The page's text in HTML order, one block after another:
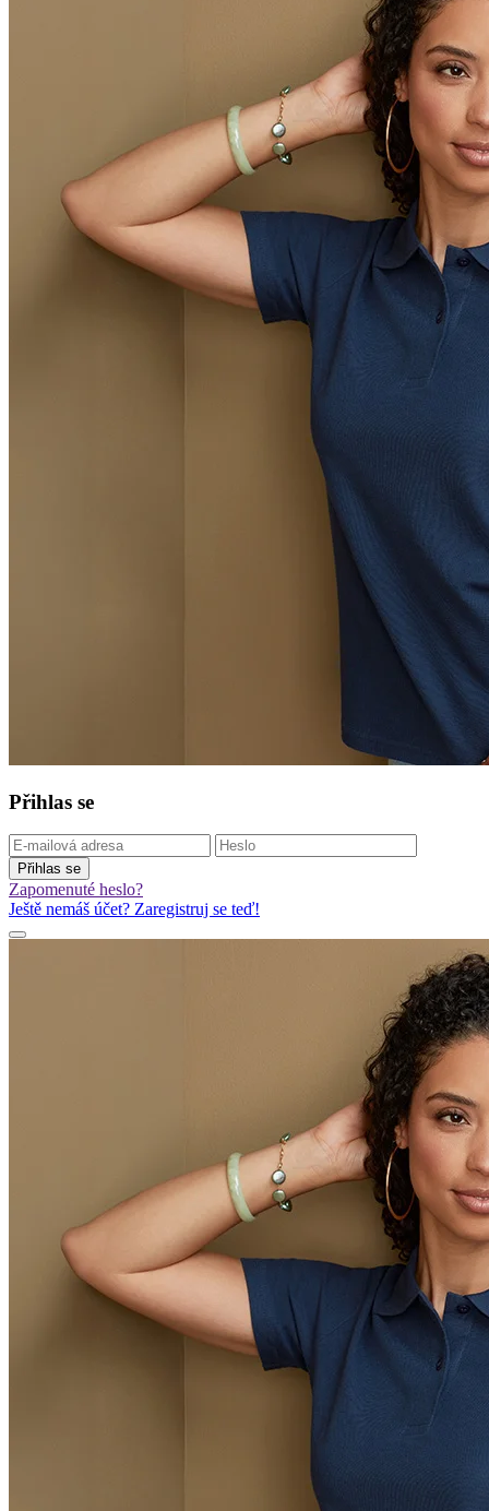
Přihlas se
Přihlas se
Zapomenuté heslo?
Ještě nemáš účet? Zaregistruj se teď!